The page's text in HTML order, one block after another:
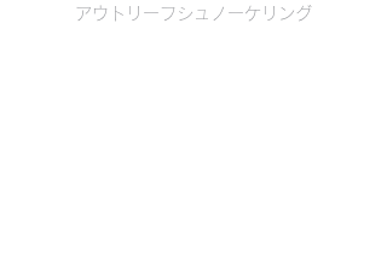
アウトリーフシュノーケリング